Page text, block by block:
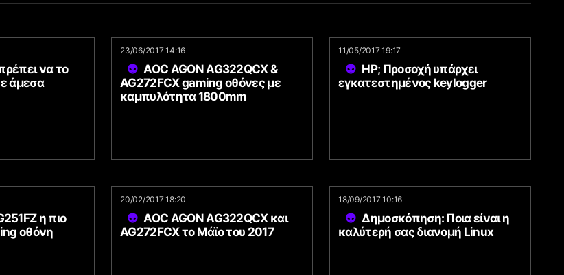
να το
άμεσα
23/06/2017 14:16
AOC AGON AG322QCX &
AG272FCX gaming οθόνες με
καμπυλότητα 1800mm
11/05/2017 19:17
HP; Προσοχή υπάρχει
εγκατεστημένος keylogger
η πιο
οθόνη
20/02/2017 18:20
AOC AGON AG322QCX και
AG272FCX το Μάϊο του 2017
18/09/2017 10:16
Δημοσκόπηση: Ποια είναι η
καλύτερή σας διανομή Linux